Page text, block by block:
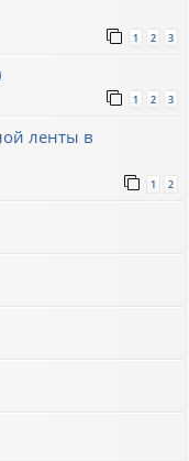
1 2 3
1 2 3
ленты в
1 2